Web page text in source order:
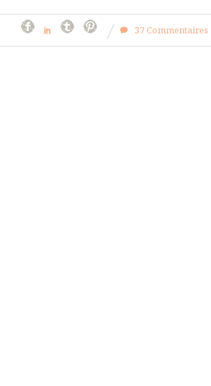
37 Commentaires